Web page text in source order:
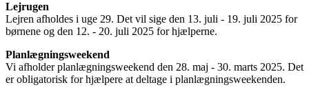
Lejrugen
Lejren afholdes i uge 29. Det vil sige den 13. juli - 19. juli 2025 for
børnene og den 12. - 20. juli 2025 for hjælperne.
Planlægningsweekend
Vi afholder planlægningsweekend den 28. maj - 30. marts 2025. Det
er obligatorisk for hjælpere at deltage i planlægningsweekenden.